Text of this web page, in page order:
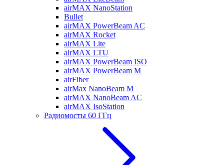
airMAX NanoStation
Bullet
airMAX PowerBeam AC
airMAX Rocket
airMAX Lite
airMAX LTU
airMAX PowerBeam ISO
airMAX PowerBeam M
airFiber
airMax NanoBeam M
airMAX NanoBeam AC
airMAX IsoStation
Радиомосты 60 ГГц